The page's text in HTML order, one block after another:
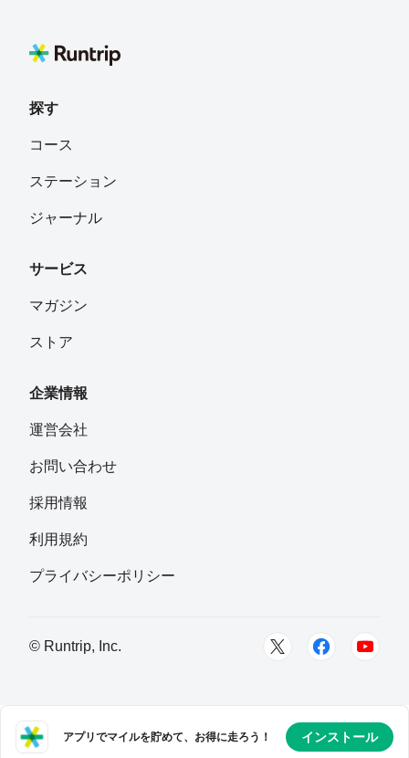
ゆきぞー
舞
yt
フォロー
千葉県
フォロー
探す
コース
ステーション
ジャーナル
サービス
マガジン
ストア
企業情報
運営会社
お問い合わせ
採用情報
利用規約
プライバシーポリシー
© Runtrip, Inc.
アプリでマイルを貯めて、お得に走ろう！ インストール